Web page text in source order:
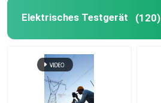
Bohrloch-Inspektions-Kamera
Elektrisches Testgerät (120)